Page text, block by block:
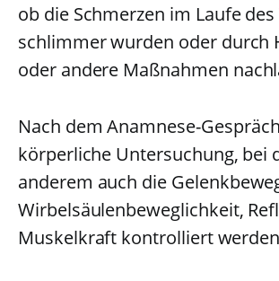
ob die Schmerzen im Laufe des
schlimmer wurden oder durch
oder andere Maßnahmen
Nach dem Anamnese-
körperliche Untersuchung, bei
anderem auch die
Wirbelsäulenbeweglichkeit,
Muskelkraft kontrolliert